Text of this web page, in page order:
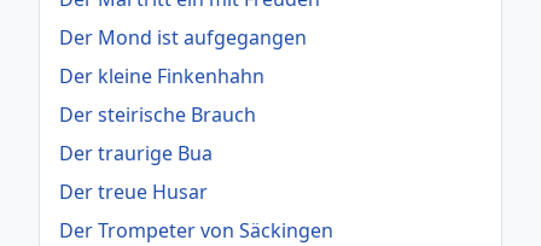
Der Mond ist aufgegangen
Der kleine Finkenhahn
Der steirische Brauch
Der traurige Bua
Der treue Husar
Der Trompeter von Säckingen